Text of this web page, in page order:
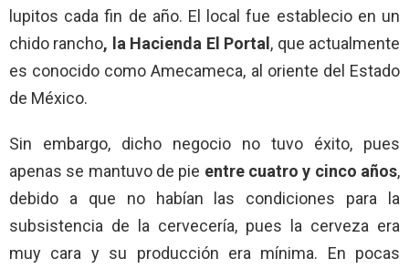
lupitos cada fin de año. El local fue establecio en un
chido rancho, la Hacienda El Portal, que actualmente
es conocido como Amecameca, al oriente del Estado
de México.
Sin embargo, dicho negocio no tuvo éxito, pues
apenas se mantuvo de pie entre cuatro y cinco años,
debido a que no habían las condiciones para la
subsistencia de la cervecería, pues la cerveza era
muy cara y su producción era mínima. En pocas